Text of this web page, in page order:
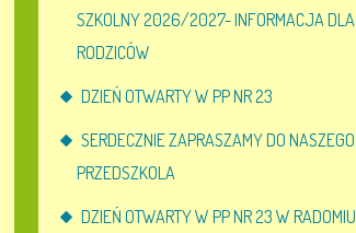
SZKOLNY 2026/2027- INFORMACJA DLA
RODZICÓW
DZIEŃ OTWARTY W PP NR 23
SERDECZNIE ZAPRASZAMY DO NASZEGO
PRZEDSZKOLA
DZIEŃ OTWARTY W PP NR 23 W RADOMIU